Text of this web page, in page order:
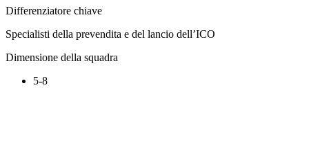
Differenziatore chiave
Specialisti della prevendita e del lancio dell’ICO
Dimensione della squadra
5-8